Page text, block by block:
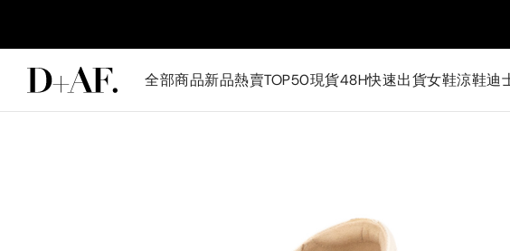
全部商品新品熱賣TOP50現貨48H快速出貨女鞋涼鞋迪